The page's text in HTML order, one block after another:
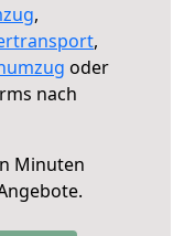
,
,
oder
nach
Minuten